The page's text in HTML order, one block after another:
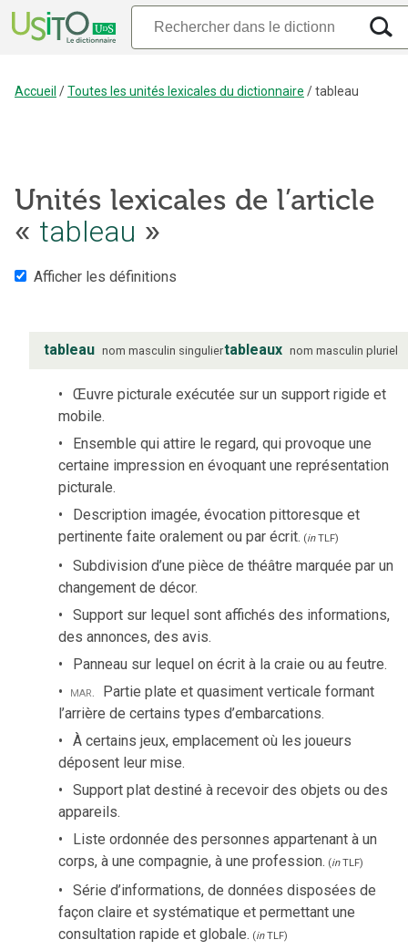
Accueil /Toutes les unités lexicales du dictionnaire /tableau
Unités lexicales de l’article
« tableau »
Afficher les définitions
tableau nom masculin singuliertableaux nom masculin pluriel
Œuvre picturale exécutée sur un support rigide et
mobile.
Ensemble qui attire le regard, qui provoque une
certaine impression en évoquant une représentation
picturale.
Description imagée, évocation pittoresque et
pertinente faite oralement ou par écrit. (inTLF)
Subdivision d’une pièce de théâtre marquée par un
changement de décor.
Support sur lequel sont affichés des informations,
des annonces, des avis.
Panneau sur lequel on écrit à la craie ou au feutre.
mar. Partie plate et quasiment verticale formant
l’arrière de certains types d’embarcations.
À certains jeux, emplacement où les joueurs
déposent leur mise.
Support plat destiné à recevoir des objets ou des
appareils.
Liste ordonnée des personnes appartenant à un
corps, à une compagnie, à une profession. (inTLF)
Série d’informations, de données disposées de
façon claire et systématique et permettant une
consultation rapide et globale. (inTLF)